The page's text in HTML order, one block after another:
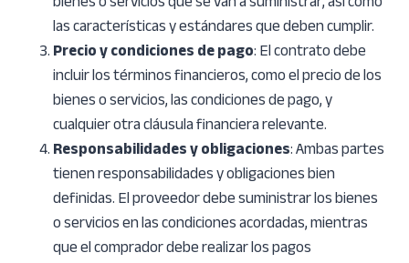
las características y estándares que deben cumplir.
Precio y condiciones de pago: El contrato debe
incluir los términos financieros, como el precio de los
bienes o servicios, las condiciones de pago, y
cualquier otra cláusula financiera relevante.
Responsabilidades y obligaciones: Ambas partes
tienen responsabilidades y obligaciones bien
definidas. El proveedor debe suministrar los bienes
o servicios en las condiciones acordadas, mientras
que el comprador debe realizar los pagos